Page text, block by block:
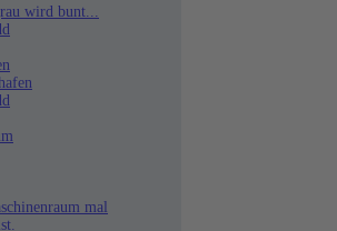
Varianten
auf.
Optionen
können
auf
Produktseite
wird bunt...
mehrere
Die
der
Produktseite
weist
Die
Optionen
mal